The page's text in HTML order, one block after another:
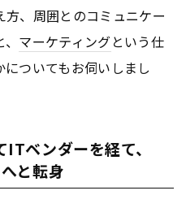
、周囲とのコミュニケー
マーケティングという仕
ついてもお伺いしまし
ベンダーを経て、
と転身